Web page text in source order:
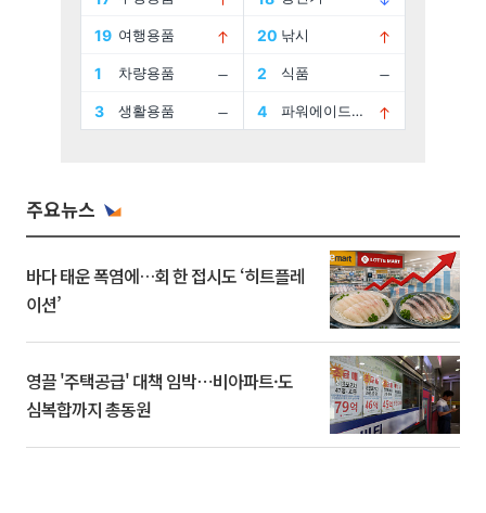
주요뉴스
바다 태운 폭염에…회 한 접시도 ‘히트플레
이션’
영끌 '주택공급' 대책 임박⋯비아파트·도
심복합까지 총동원